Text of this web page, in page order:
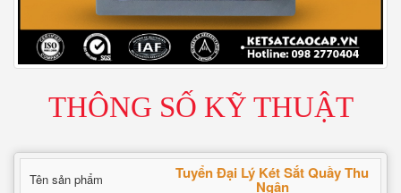
THÔNG SỐ KỸ THUẬT
Tên sản phẩm Tuyển Đại Lý Két Sắt Quầy Thu
Ngân